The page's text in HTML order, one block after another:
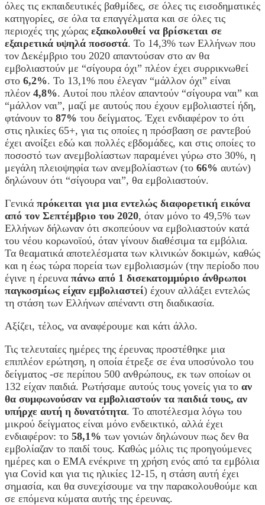
όλες τις εκπαιδευτικές βαθμίδες, σε όλες τις εισοδηματικές
κατηγορίες, σε όλα τα επαγγέλματα και σε όλες τις
περιοχές της χώρας εξακολουθεί να βρίσκεται σε
εξαιρετικά υψηλά ποσοστά. Το 14,3% των Ελλήνων που
τον Δεκέμβριο του 2020 απαντούσαν στο αν θα
εμβολιαστούν με “σίγουρα όχι” πλέον έχει συρρικνωθεί
στο 6,2%. Το 13,1% που έλεγαν “μάλλον όχι” είναι
πλέον 4,8%. Αυτοί που πλέον απαντούν “σίγουρα ναι” και
“μάλλον ναι”, μαζί με αυτούς που έχουν εμβολιαστεί ήδη,
φτάνουν το 87% του δείγματος. Έχει ενδιαφέρον το ότι
στις ηλικίες 65+, για τις οποίες η πρόσβαση σε ραντεβού
έχει ανοίξει εδώ και πολλές εβδομάδες, και στις οποίες το
ποσοστό των ανεμβολίαστων παραμένει γύρω στο 30%, η
μεγάλη πλειοψηφία των ανεμβολίαστων (το 66% αυτών)
δηλώνουν ότι “σίγουρα ναι”, θα εμβολιαστούν.
Γενικά πρόκειται για μια εντελώς διαφορετική εικόνα
από τον Σεπτέμβριο του 2020, όταν μόνο το 49,5% των
Ελλήνων δήλωναν ότι σκοπεύουν να εμβολιαστούν κατά
του νέου κορωνοϊού, όταν γίνουν διαθέσιμα τα εμβόλια.
Τα θεαματικά αποτελέσματα των κλινικών δοκιμών, καθώς
και η έως τώρα πορεία των εμβολιασμών (την περίοδο που
έγινε η έρευνα πάνω από 1 δισεκατομμύριο άνθρωποι
παγκοσμίως είχαν εμβολιαστεί) έχουν αλλάξει εντελώς
τη στάση των Ελλήνων απέναντι στη διαδικασία.
Αξίζει, τέλος, να αναφέρουμε και κάτι άλλο.
Τις τελευταίες ημέρες της έρευνας προστέθηκε μια
επιπλέον ερώτηση, η οποία έτρεξε σε ένα υποσύνολο του
δείγματος -σε περίπου 500 ανθρώπους, εκ των οποίων οι
132 είχαν παιδιά. Ρωτήσαμε αυτούς τους γονείς για το αν
θα συμφωνούσαν να εμβολιαστούν τα παιδιά τους, αν
υπήρχε αυτή η δυνατότητα. Το αποτέλεσμα λόγω του
μικρού δείγματος είναι μόνο ενδεικτικό, αλλά έχει
ενδιαφέρον: το 58,1% των γονιών δηλώνουν πως δεν θα
εμβολίαζαν το παιδί τους. Καθώς μόλις τις προηγούμενες
ημέρες και ο ΕΜΑ ενέκρινε τη χρήση ενός από τα εμβόλια
για Covid και για τις ηλικίες 12-15, η στάση αυτή έχει
σημασία, και θα συνεχίσουμε να την παρακολουθούμε και
σε επόμενα κύματα αυτής της έρευνας.